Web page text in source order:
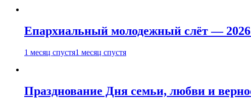
Епархиальный молодежный слёт —
1 месяц спустя1 месяц спустя
Празднование Дня семьи, любви и